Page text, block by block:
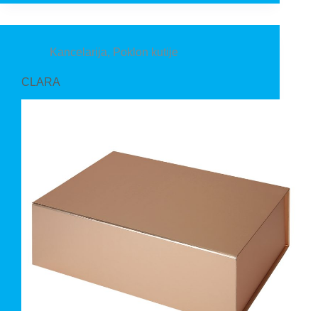
Kancelarija, Poklon kutije
CLARA